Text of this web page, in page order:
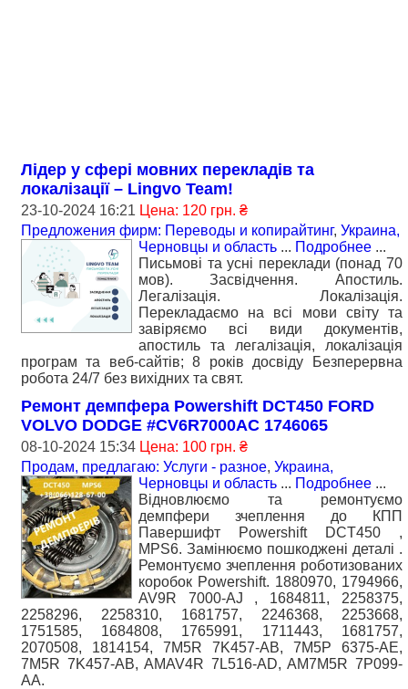
Лідер у сфері мовних перекладів та
локалізації – Lingvo Team!
23-10-2024 16:21 Цена: 120 грн. ₴
Предложения фирм: Переводы и копирайтинг, Украина,
Черновцы и область ... Подробнее ...
Письмові та усні переклади (понад 70
мов). Засвідчення. Апостиль.
Легалізація. Локалізація.
Перекладаємо на всі мови світу та
завіряємо всі види документів,
апостиль та легалізація, локалізація
програм та веб-сайтів; 8 років досвіду Безперервна
робота 24/7 без вихідних та свят.
Ремонт демпфера Powershift DCT450 FORD
VOLVO DODGE #CV6R7000AC 1746065
08-10-2024 15:34 Цена: 100 грн. ₴
Продам, предлагаю: Услуги - разное, Украина,
Черновцы и область ... Подробнее ...
Відновлюємо та ремонтуємо
демпфери зчеплення до КПП
Павершифт Powershift DCT450 ,
MPS6. Замінюємо пошкоджені деталі .
Ремонтуємо зчеплення роботизованих
коробок Powershift. 1880970, 1794966,
AV9R 7000-AJ , 1684811, 2258375,
2258296, 2258310, 1681757, 2246368, 2253668,
1751585, 1684808, 1765991, 1711443, 1681757,
2070508, 1814154, 7M5R 7K457-AB, 7M5P 6375-AE,
7M5R 7K457-AB, AMAV4R 7L516-AD, AM7M5R 7P099-
AA.